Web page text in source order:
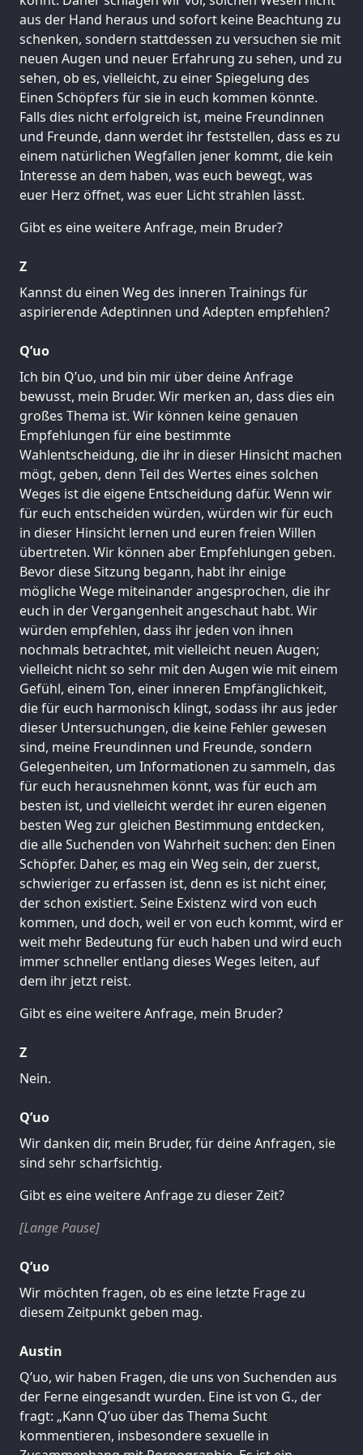
aus der Hand heraus und sofort keine Beachtung zu
schenken, sondern stattdessen zu versuchen sie mit
neuen Augen und neuer Erfahrung zu sehen, und zu
sehen, ob es, vielleicht, zu einer Spiegelung des
Einen Schöpfers für sie in euch kommen könnte.
Falls dies nicht erfolgreich ist, meine Freundinnen
und Freunde, dann werdet ihr feststellen, dass es zu
einem natürlichen Wegfallen jener kommt, die kein
Interesse an dem haben, was euch bewegt, was
euer Herz öffnet, was euer Licht strahlen lässt.
Gibt es eine weitere Anfrage, mein Bruder?
Z
Kannst du einen Weg des inneren Trainings für
aspirierende Adeptinnen und Adepten empfehlen?
Q’uo
Ich bin Q’uo, und bin mir über deine Anfrage
bewusst, mein Bruder. Wir merken an, dass dies ein
großes Thema ist. Wir können keine genauen
Empfehlungen für eine bestimmte
Wahlentscheidung, die ihr in dieser Hinsicht machen
mögt, geben, denn Teil des Wertes eines solchen
Weges ist die eigene Entscheidung dafür. Wenn wir
für euch entscheiden würden, würden wir für euch
in dieser Hinsicht lernen und euren freien Willen
übertreten. Wir können aber Empfehlungen geben.
Bevor diese Sitzung begann, habt ihr einige
mögliche Wege miteinander angesprochen, die ihr
euch in der Vergangenheit angeschaut habt. Wir
würden empfehlen, dass ihr jeden von ihnen
nochmals betrachtet, mit vielleicht neuen Augen;
vielleicht nicht so sehr mit den Augen wie mit einem
Gefühl, einem Ton, einer inneren Empfänglichkeit,
die für euch harmonisch klingt, sodass ihr aus jeder
dieser Untersuchungen, die keine Fehler gewesen
sind, meine Freundinnen und Freunde, sondern
Gelegenheiten, um Informationen zu sammeln, das
für euch herausnehmen könnt, was für euch am
besten ist, und vielleicht werdet ihr euren eigenen
besten Weg zur gleichen Bestimmung entdecken,
die alle Suchenden von Wahrheit suchen: den Einen
Schöpfer. Daher, es mag ein Weg sein, der zuerst,
schwieriger zu erfassen ist, denn es ist nicht einer,
der schon existiert. Seine Existenz wird von euch
kommen, und doch, weil er von euch kommt, wird er
weit mehr Bedeutung für euch haben und wird euch
immer schneller entlang dieses Weges leiten, auf
dem ihr jetzt reist.
Gibt es eine weitere Anfrage, mein Bruder?
Z
Nein.
Q’uo
Wir danken dir, mein Bruder, für deine Anfragen, sie
sind sehr scharfsichtig.
Gibt es eine weitere Anfrage zu dieser Zeit?
[Lange Pause]
Q’uo
Wir möchten fragen, ob es eine letzte Frage zu
diesem Zeitpunkt geben mag.
Austin
Q’uo, wir haben Fragen, die uns von Suchenden aus
der Ferne eingesandt wurden. Eine ist von G., der
fragt: „Kann Q’uo über das Thema Sucht
kommentieren, insbesondere sexuelle in